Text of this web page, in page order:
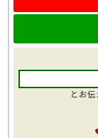
とお